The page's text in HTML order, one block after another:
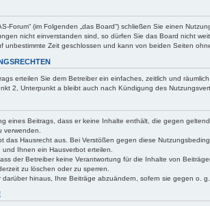
Forum“ (im Folgenden „das Board“) schließen Sie einen
nicht einverstanden sind, so dürfen Sie das Board nicht
unbestimmte Zeit geschlossen und kann von beiden Seiten
erteilen Sie dem Betreiber ein einfaches, zeitlich und
2, Unterpunkt a bleibt auch nach Kündigung des
eines Beitrags, dass er keine Inhalte enthält, die gegen
verwenden.
das Hausrecht aus. Bei Verstößen gegen diese
Ihnen ein Hausverbot erteilen.
der Betreiber keine Verantwortung für die Inhalte von
zu löschen oder zu sperren.
hinaus, Ihre Beiträge abzuändern, sofern sie gegen o.